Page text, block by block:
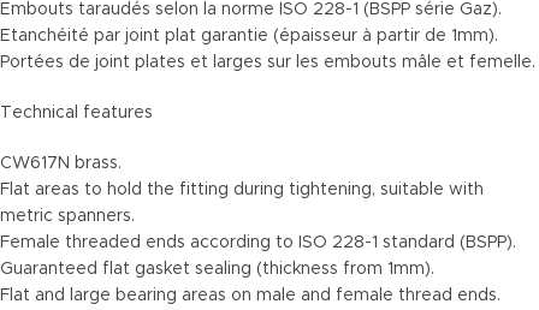
Embouts taraudés selon la norme ISO 228-1 (BSPP série Gaz).
Etanchéité par joint plat garantie (épaisseur à partir de 1mm).
Portées de joint plates et larges sur les embouts mâle et femelle.
Technical features
CW617N brass.
Flat areas to hold the fitting during tightening, suitable with
metric spanners.
Female threaded ends according to ISO 228-1 standard (BSPP).
Guaranteed flat gasket sealing (thickness from 1mm).
Flat and large bearing areas on male and female thread ends.